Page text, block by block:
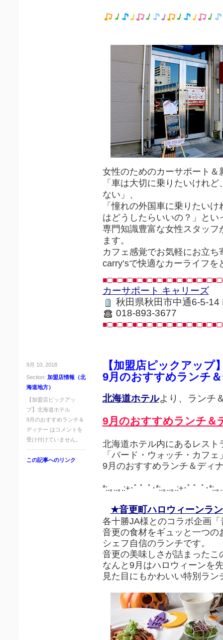
女性のためのカーサポート
「車は大切に乗りたいけれ
ない」、
「憧れの外国車に乗りたい
はどうしたらいいの？」と
専門知識豊富な女性スタッ
ます。
カフェ感覚でお気軽にお立ち
carry’sで快適なカーライフを
カーサポート キャリーズ
秋田県秋田市中通6-5-14
018-893-3677
9月 10, 2018
Section: 加盟店情報（北
海道地方）
【加盟店ピックアッ
プ】北海道ホテル
9月のおすすめランチ＆
ディナー は コメントを
受け付けていません。
この記事へのリンク
【加盟店ピックアップ
9月のおすすめランチ
北海道ホテルより、ランチ
9月のおすすめランチ＆
北海道ホテル内にあるレスト
「バード・ウォッチ・カフェ
9月のおすすめランチ＆ディ
*:.｡..｡.:+･ﾟ ゜ﾟ･*:.｡..｡.:+･ﾟ ゜ﾟ･*:.｡
★音更町ハロウィーンラ
各十勝JA様とのコラボ企画
音更の食材をギュッと一つ
シェフ自信のランチです。
音更の美味しさが詰まったこ
なんと9月はハロウィーンを
見た目にもかわいい特別ラ